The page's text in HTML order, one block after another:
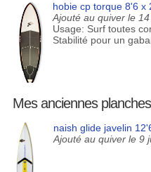
hobie cp torque 8'6 x
Ajouté au quiver le
Usage: Surf toutes
Stabilité pour un
Mes anciennes
naish glide javelin
Ajouté au quiver le 9